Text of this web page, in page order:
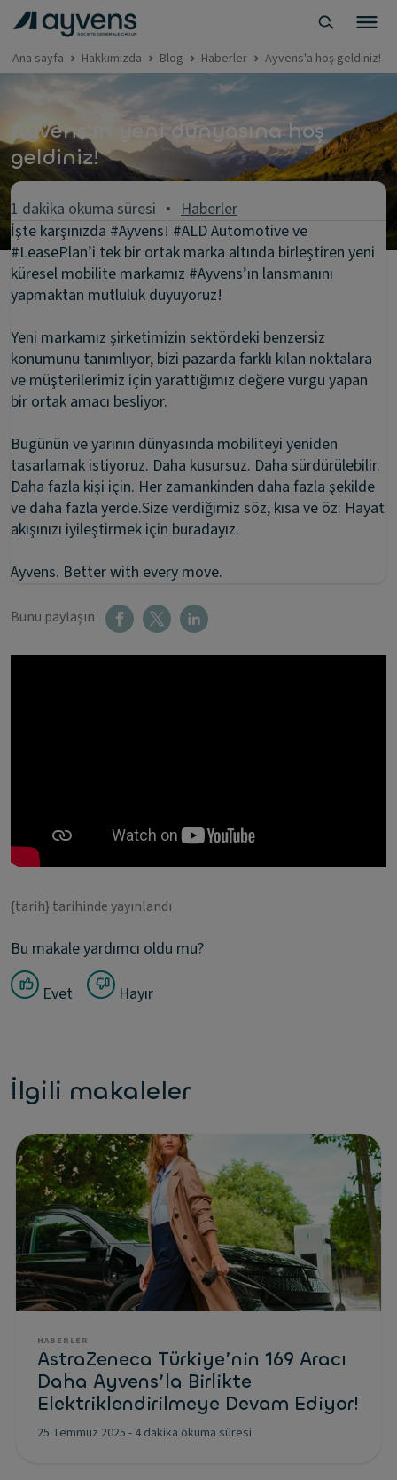
Ana sayfa Hakkımızda Blog Haberler Ayvens'a hoş geldiniz!
Ayvens'ın yeni dünyasına hoş
geldiniz!
1 dakika okuma süresi
Haberler
İşte karşınızda #Ayvens! #ALD Automotive ve
#LeasePlan’i tek bir ortak marka altında birleştiren yeni
küresel mobilite markamız #Ayvens’ın lansmanını
yapmaktan mutluluk duyuyoruz!
Yeni markamız şirketimizin sektördeki benzersiz
konumunu tanımlıyor, bizi pazarda farklı kılan noktalara
ve müşterilerimiz için yarattığımız değere vurgu yapan
bir ortak amacı besliyor.
Bugünün ve yarının dünyasında mobiliteyi yeniden
tasarlamak istiyoruz. Daha kusursuz. Daha sürdürülebilir.
Daha fazla kişi için. Her zamankinden daha fazla şekilde
ve daha fazla yerde.Size verdiğimiz söz, kısa ve öz: Hayat
akışınızı iyileştirmek için buradayız.
Ayvens. Better with every move.
Bunu paylaşın
{tarih} tarihinde yayınlandı
Bu makale yardımcı oldu mu?
Evet Hayır
İlgili makaleler
HABERLER
AstraZeneca Türkiye’nin 169 Aracı
Daha Ayvens’la Birlikte
Elektriklendirilmeye Devam Ediyor!
25 Temmuz 2025 - 4 dakika okuma süresi